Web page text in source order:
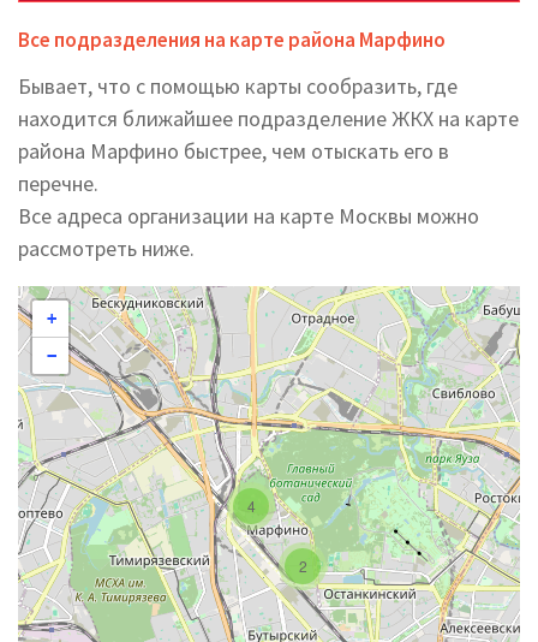
Все подразделения на карте района Марфино
Бывает, что с помощью карты сообразить, где
находится ближайшее подразделение ЖКХ на карте
района Марфино быстрее, чем отыскать его в
перечне.
Все адреса организации на карте Москвы можно
рассмотреть ниже.
2
4
+
−